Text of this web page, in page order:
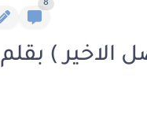
8
الاخير ) بقلم